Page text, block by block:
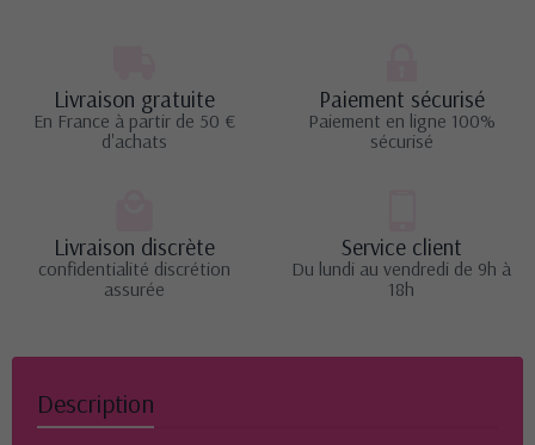
Livraison gratuite
En France à partir de 50 €
d'achats
Paiement sécurisé
Paiement en ligne 100%
sécurisé
Livraison discrète
confidentialité discrétion
assurée
Service client
Du lundi au vendredi de 9h à
18h
Description